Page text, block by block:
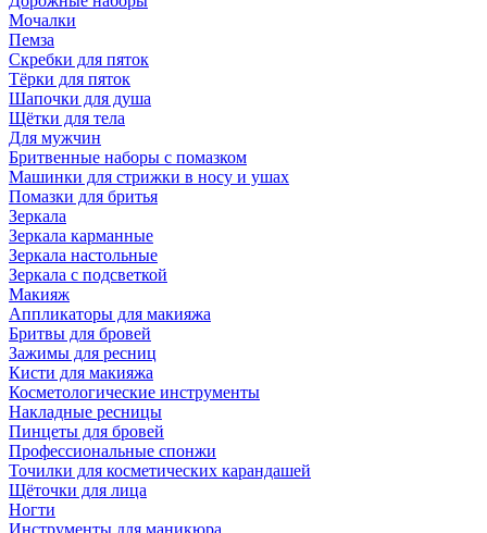
Мочалки
Пемза
Скребки для пяток
Тёрки для пяток
Шапочки для душа
Щётки для тела
Для мужчин
Бритвенные наборы с помазком
Машинки для стрижки в носу и ушах
Помазки для бритья
Зеркала
Зеркала карманные
Зеркала настольные
Зеркала с подсветкой
Макияж
Аппликаторы для макияжа
Бритвы для бровей
Зажимы для ресниц
Кисти для макияжа
Косметологические инструменты
Накладные ресницы
Пинцеты для бровей
Профессиональные спонжи
Точилки для косметических карандашей
Щёточки для лица
Ногти
Инструменты для маникюра